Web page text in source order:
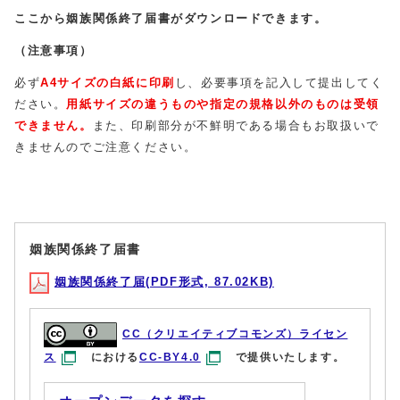
ここから姻族関係終了届書がダウンロードできます。
（注意事項）
必ずA4サイズの白紙に印刷 し、必要事項を記入して提出してく
ださい。 用紙サイズの違うものや指定の規格以外のものは受領
できません。
また、印刷部分が不鮮明である場合もお取扱いで
きませんのでご注意ください。
姻族関係終了届書
姻族関係終了届(PDF形式, 87.02KB)
CC（クリエイティブコモンズ）ライセン
ス
におけるCC-BY4.0 で提供いたします。